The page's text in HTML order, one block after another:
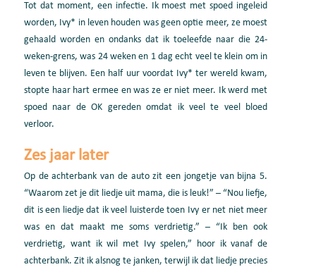
Tot dat moment, een infectie. Ik moest met spoed ingeleid
worden, Ivy* in leven houden was geen optie meer, ze moest
gehaald worden en ondanks dat ik toeleefde naar die 24-
weken-grens, was 24 weken en 1 dag echt veel te klein om in
leven te blijven. Een half uur voordat Ivy* ter wereld kwam,
stopte haar hart ermee en was ze er niet meer. Ik werd met
spoed naar de OK gereden omdat ik veel te veel bloed
verloor.
Zes jaar later
Op de achterbank van de auto zit een jongetje van bijna 5.
“Waarom zet je dit liedje uit mama, die is leuk!” – “Nou liefje,
dit is een liedje dat ik veel luisterde toen Ivy er net niet meer
was en dat maakt me soms verdrietig.” – “Ik ben ook
verdrietig, want ik wil met Ivy spelen,” hoor ik vanaf de
achterbank. Zit ik alsnog te janken, terwijl ik dat liedje precies